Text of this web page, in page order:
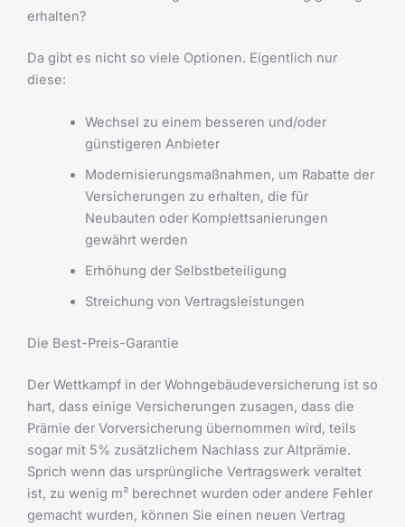
erhalten?
Da gibt es nicht so viele Optionen. Eigentlich nur
diese:
Wechsel zu einem besseren und/oder
günstigeren Anbieter
Modernisierungsmaßnahmen, um Rabatte der
Versicherungen zu erhalten, die für
Neubauten oder Komplettsanierungen
gewährt werden
Erhöhung der Selbstbeteiligung
Streichung von Vertragsleistungen
Die Best-Preis-Garantie
Der Wettkampf in der Wohngebäudeversicherung ist so
hart, dass einige Versicherungen zusagen, dass die
Prämie der Vorversicherung übernommen wird, teils
sogar mit 5% zusätzlichem Nachlass zur Altprämie.
Sprich wenn das ursprüngliche Vertragswerk veraltet
ist, zu wenig m² berechnet wurden oder andere Fehler
gemacht wurden, können Sie einen neuen Vertrag